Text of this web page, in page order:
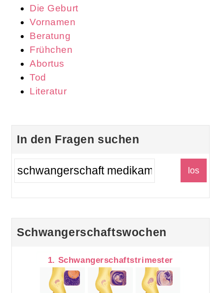
Die Geburt
Vornamen
Beratung
Frühchen
Abortus
Tod
Literatur
In den Fragen suchen
Schwangerschaftswochen
1. Schwangerschaftstrimester